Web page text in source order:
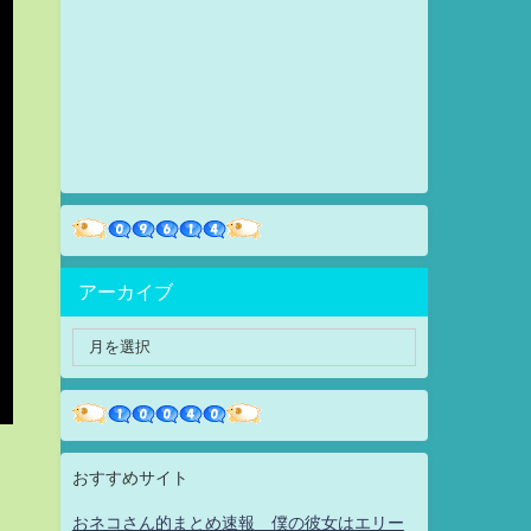
アーカイブ
おすすめサイト
おネコさん的まとめ速報 僕の彼女はエリー